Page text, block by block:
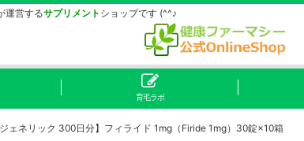
運営するサプリメント ショップです (^^♪
育毛ラボ
ェネリック 300日分】フィライド 1mg（Firide 1mg）30錠×10箱